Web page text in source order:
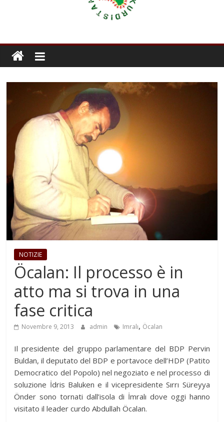
NOTIZIE
Öcalan: Il processo è in
atto ma si trova in una
fase critica
Novembre 9, 2013 admin Imralı, Öcalan
Il presidente del gruppo parlamentare del BDP Pervin
Buldan, il deputato del BDP e portavoce dell’HDP (Patito
Democratico del Popolo) nel negoziato e nel processo di
soluzione İdris Baluken e il vicepresidente Sırrı Süreyya
Önder sono tornati dall’isola di İmralı dove oggi hanno
visitato il leader curdo Abdullah Öcalan.